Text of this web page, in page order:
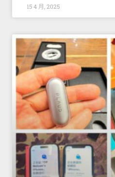
15 4 月, 2025